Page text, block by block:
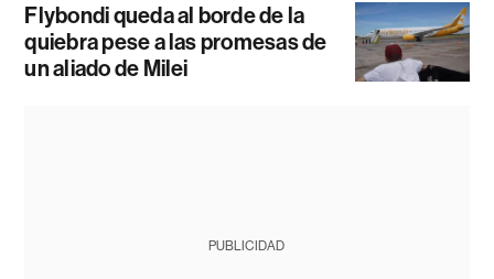
Flybondi queda al borde de la
quiebra pese a las promesas de
un aliado de Milei
PUBLICIDAD